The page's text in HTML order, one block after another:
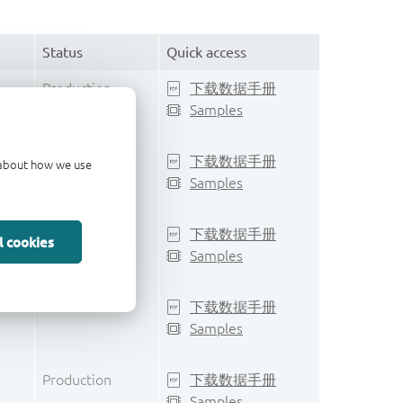
how we use
cookies
Status Quick access
Production
下载数据手册
Samples
Production
下载数据手册
Samples
下载数据手册
Samples
下载数据手册
Samples
Production
下载数据手册